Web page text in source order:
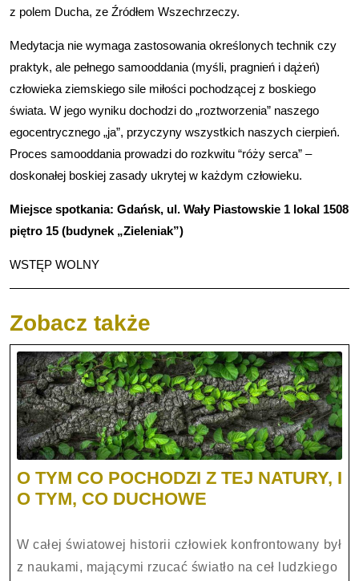
z polem Ducha, ze Źródłem Wszechrzeczy.
Medytacja nie wymaga zastosowania określonych technik czy
praktyk, ale pełnego samooddania (myśli, pragnień i dążeń)
człowieka ziemskiego sile miłości pochodzącej z boskiego
świata. W jego wyniku dochodzi do „roztworzenia” naszego
egocentrycznego „ja”, przyczyny wszystkich naszych cierpień.
Proces samooddania prowadzi do rozkwitu “róży serca” –
doskonałej boskiej zasady ukrytej w każdym człowieku.
Miejsce spotkania: Gdańsk, ul. Wały Piastowskie 1 lokal 1508
piętro 15 (budynek „Zieleniak”)
WSTĘP WOLNY
Zobacz także
O TYM CO POCHODZI Z TEJ NATURY, I
O TYM, CO DUCHOWE
CO
POCHODZI
W całej światowej historii człowiek kon­frontowany był
z naukami, mającymi rzucać światło na ceł ludzkiego